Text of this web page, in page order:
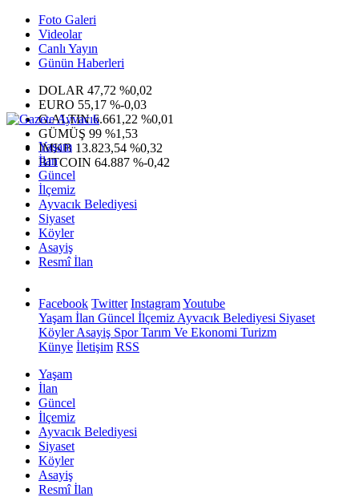
Foto Galeri
Videolar
Canlı Yayın
Günün Haberleri
DOLAR 47,72 %0,02
EURO 55,17 %-0,03
G.ALTIN6.661,22 %0,01
GÜMÜŞ 99 %1,53
IMKB 13.823,54 %0,32
BITCOIN 64.887 %-0,42
Yaşam
İlan
Güncel
İlçemiz
Ayvacık Belediyesi
Siyaset
Köyler
Asayiş
Resmî İlan
Facebook Twitter InstagramYoutube
Yaşam İlan Güncel İlçemiz Ayvacık Belediyesi Siyaset
KöylerAsayiş SporTarım Ve Ekonomi Turizm
Künye İletişim RSS
Yaşam
İlan
Güncel
İlçemiz
Ayvacık Belediyesi
Siyaset
Köyler
Asayiş
Resmî İlan